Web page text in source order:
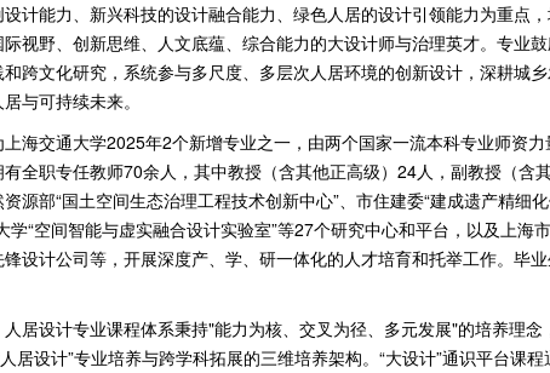
计能力、新兴科技的设计融合能力、绿色人居的设计引领能力为重点
视野、创新思维、人文底蕴、综合能力的大设计师与治理英才。专业
跨文化研究，系统参与多尺度、多层次人居环境的创新设计，深耕城
与可持续未来。
海交通大学2025年2个新增专业之一，由两个国家一流本科专业师资
全职专任教师70余人，其中教授（含其他正高级） 24人，副教授（含
源部“国土空间生态治理工程技术创新中心”、市住建委“建成遗产精细
学“空间智能与虚实融合设计实验室”等27个研究中心和平台，以及上海
设计公司等，开展深度产、学、研一体化的人才培育和托举工作。毕
人居设计专业课程体系秉持"能力为核、交叉为径、多元发展"的培养理念
居设计”专业培养与跨学科拓展的三维培养架构。“大设计”通识平台课